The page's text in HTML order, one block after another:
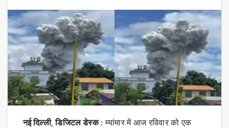
नई दिल्ली,डिजिटल डेस्क: म्यांमार में आज रविवार को एक